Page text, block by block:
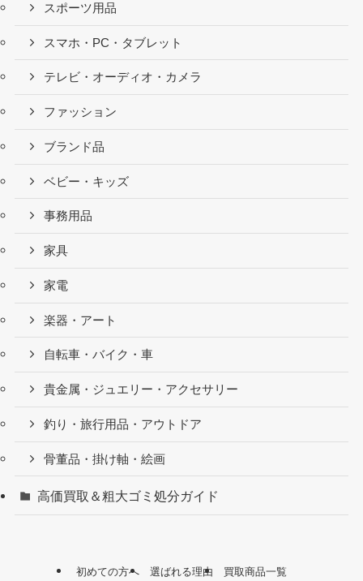
スポーツ用品
スマホ・PC・タブレット
テレビ・オーディオ・カメラ
ファッション
ブランド品
ベビー・キッズ
事務用品
家具
家電
楽器・アート
自転車・バイク・車
貴金属・ジュエリー・アクセサリー
釣り・旅行用品・アウトドア
骨董品・掛け軸・絵画
高価買取＆粗大ゴミ処分ガイド
初めての方へ 選ばれる理由 買取商品一覧